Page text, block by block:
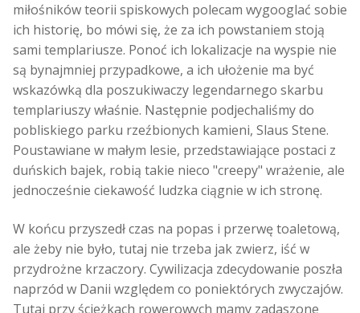
miłośników teorii spiskowych polecam wygooglać sobie
ich historię, bo mówi się, że za ich powstaniem stoją
sami templariusze. Ponoć ich lokalizacje na wyspie nie
są bynajmniej przypadkowe, a ich ułożenie ma być
wskazówką dla poszukiwaczy legendarnego skarbu
templariuszy właśnie. Następnie podjechaliśmy do
pobliskiego parku rzeźbionych kamieni, Slaus Stene.
Poustawiane w małym lesie, przedstawiające postaci z
duńskich bajek, robią takie nieco "creepy" wrażenie, ale
jednocześnie ciekawość ludzka ciągnie w ich stronę.
W końcu przyszedł czas na popas i przerwę toaletową,
ale żeby nie było, tutaj nie trzeba jak zwierz, iść w
przydrożne krzaczory. Cywilizacja zdecydowanie poszła
naprzód w Danii względem co poniektórych zwyczajów.
Tutaj przy ścieżkach rowerowych mamy zadaszone